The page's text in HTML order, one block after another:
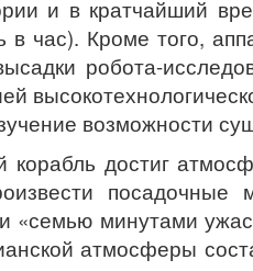
и в кратчайший
час). Кроме того,
робота-
возможности
корабль достиг
посадочные
минутами
атмосферы